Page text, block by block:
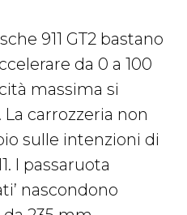
911 GT2 bastano
da 0 a 100
massima si
carrozzeria non
sulle intenzioni di
I passaruota
nascondono